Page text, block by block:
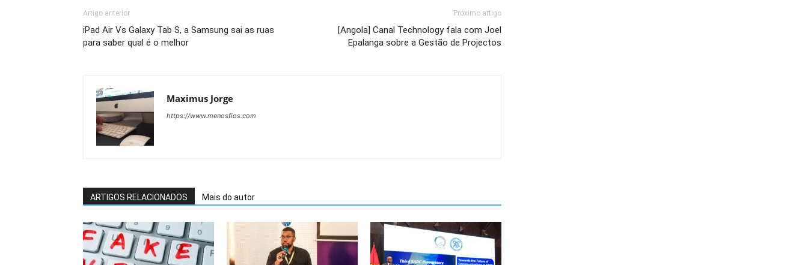
Artigo anterior
iPad Air Vs Galaxy Tab S, a Samsung sai as ruas
para saber qual é o melhor
Próximo artigo
[Angola] Canal Technology fala com Joel
Epalanga sobre a Gestão de Projectos
Maximus Jorge
https://www.menosfios.com
ARTIGOS RELACIONADOS Mais do autor